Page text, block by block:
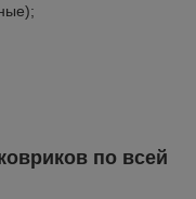
по всей